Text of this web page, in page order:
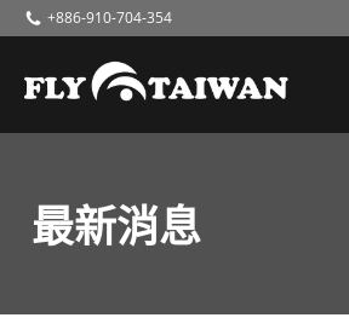
+886-910-704-354
最新消息